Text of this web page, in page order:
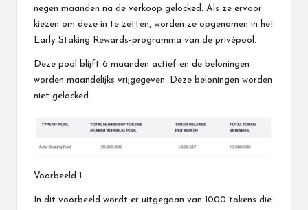
negen maanden na de verkoop gelocked. Als ze ervoor
kiezen om deze in te zetten, worden ze opgenomen in het
Early Staking Rewards-programma van de privépool.
Deze pool blijft 6 maanden actief en de beloningen
worden maandelijks vrijgegeven. Deze beloningen worden
niet gelocked.
Voorbeeld 1.
In dit voorbeeld wordt er uitgegaan van 1000 tokens die